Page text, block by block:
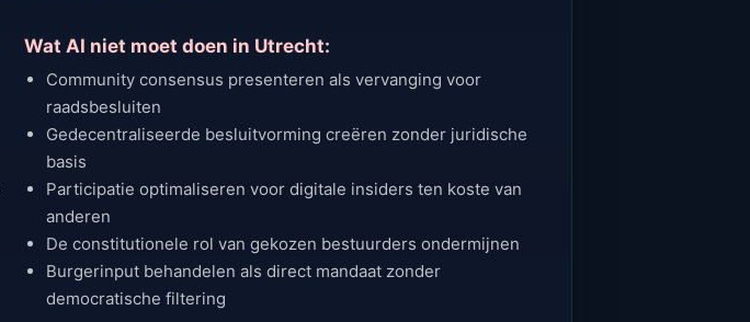
Wat AI niet moet doen in Utrecht:
Community consensus presenteren als vervanging voor
raadsbesluiten
Gedecentraliseerde besluitvorming creëren zonder juridische
basis
Participatie optimaliseren voor digitale insiders ten koste van
anderen
De constitutionele rol van gekozen bestuurders ondermijnen
Burgerinput behandelen als direct mandaat zonder
democratische filtering